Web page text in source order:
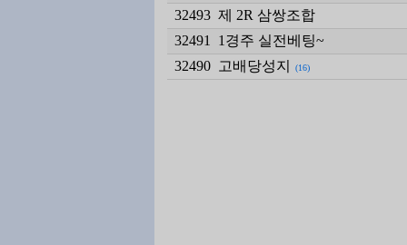
32493 제 2R 삼쌍조합
32491
1경주 실전베팅~
32490 고배당성지 (16)